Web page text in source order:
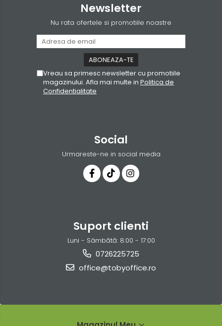
Newsletter
Nu rata ofertele si promotiile noastre
Vreau sa primesc newsletter cu promotiile
magazinului. Afla mai multe in Politica de
Confidentialitate
Social
Urmareste-ne in social media
Suport clienti
Luni - Sâmbătă: 8:00 - 17:00
0726225725
office@tobyoffice.ro